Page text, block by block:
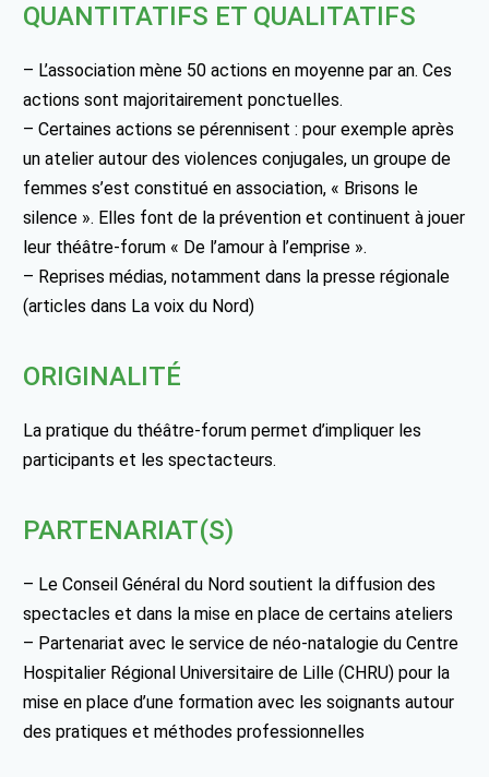
QUANTITATIFS ET QUALITATIFS
– L’association mène 50 actions en moyenne par an. Ces
actions sont majoritairement ponctuelles.
– Certaines actions se pérennisent : pour exemple après
un atelier autour des violences conjugales, un groupe de
femmes s’est constitué en association, « Brisons le
silence ». Elles font de la prévention et continuent à jouer
leur théâtre-forum « De l’amour à l’emprise ».
– Reprises médias, notamment dans la presse régionale
(articles dans La voix du Nord)
ORIGINALITÉ
La pratique du théâtre-forum permet d’impliquer les
participants et les spectacteurs.
PARTENARIAT(S)
– Le Conseil Général du Nord soutient la diffusion des
spectacles et dans la mise en place de certains ateliers
– Partenariat avec le service de néo-natalogie du Centre
Hospitalier Régional Universitaire de Lille (CHRU) pour la
mise en place d’une formation avec les soignants autour
des pratiques et méthodes professionnelles